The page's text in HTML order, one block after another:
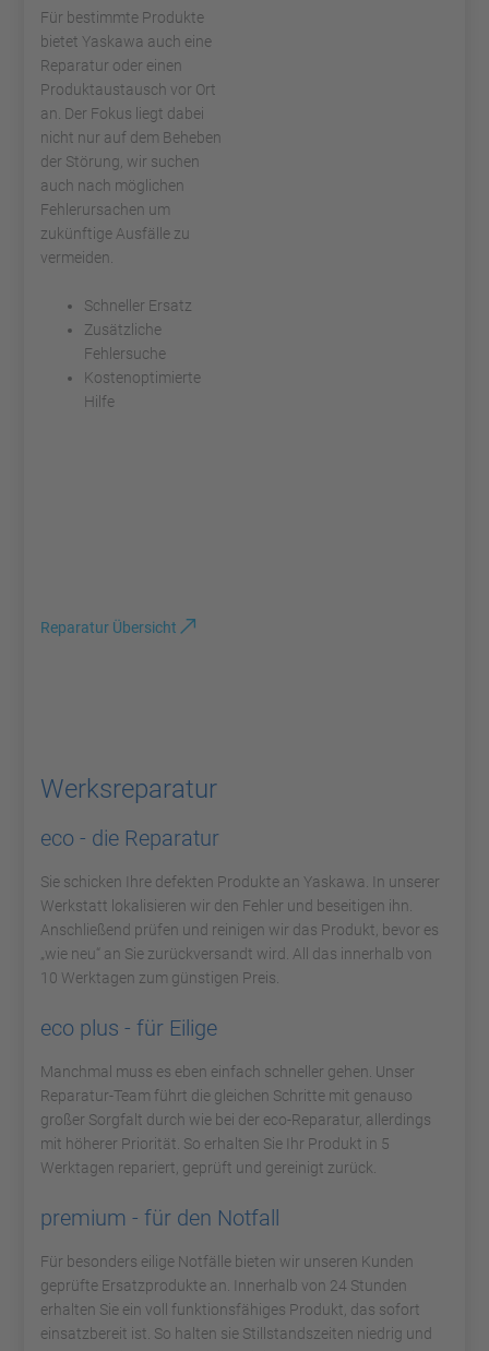
Für bestimmte Produkte
bietet Yaskawa auch eine
Reparatur oder einen
Produktaustausch vor Ort
an. Der Fokus liegt dabei
nicht nur auf dem Beheben
der Störung, wir suchen
auch nach möglichen
Fehlerursachen um
zukünftige Ausfälle zu
vermeiden.
Schneller Ersatz
Zusätzliche
Fehlersuche
Kostenoptimierte
Hilfe
Reparatur Übersicht
Werksreparatur
eco - die Reparatur
Sie schicken Ihre defekten Produkte an Yaskawa. In unserer
Werkstatt lokalisieren wir den Fehler und beseitigen ihn.
Anschließend prüfen und reinigen wir das Produkt, bevor es
„wie neu“ an Sie zurückversandt wird. All das innerhalb von
10 Werktagen zum günstigen Preis.
eco plus - für Eilige
Manchmal muss es eben einfach schneller gehen. Unser
Reparatur-Team führt die gleichen Schritte mit genauso
großer Sorgfalt durch wie bei der eco-Reparatur, allerdings
mit höherer Priorität. So erhalten Sie Ihr Produkt in 5
Werktagen repariert, geprüft und gereinigt zurück.
premium - für den Notfall
Für besonders eilige Notfälle bieten wir unseren Kunden
geprüfte Ersatzprodukte an. Innerhalb von 24 Stunden
erhalten Sie ein voll funktionsfähiges Produkt, das sofort
einsatzbereit ist. So halten sie Stillstandszeiten niedrig und